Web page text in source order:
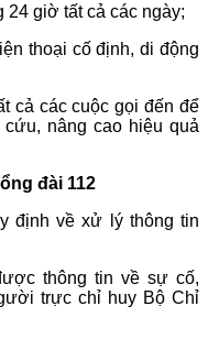
24 giờ tất cả các ngày;
thoại cố định, di động
cả các cuộc gọi đến để
nâng cao hiệu quả
đài 112
định về xử lý thông tin
thông tin về sự cố,
trực chỉ huy Bộ Chỉ